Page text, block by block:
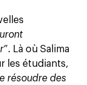
”. Là où Salima
les étudiants,
résoudre des